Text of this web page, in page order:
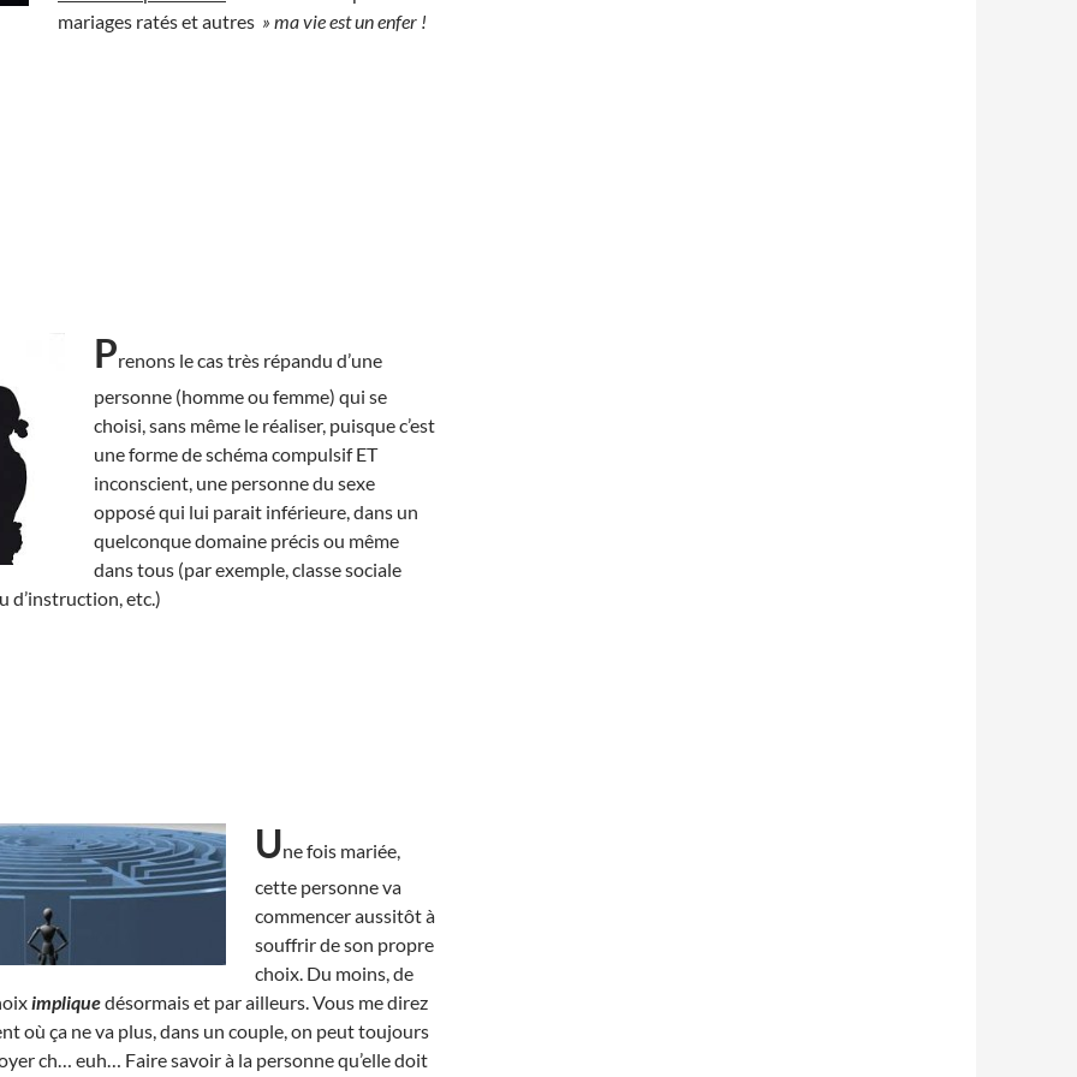
mariages ratés et autres » ma vie est un enfer !
Prenons le cas très répandu d’une
personne (homme ou femme) qui se
choisi, sans même le réaliser, puisque c’est
une forme de schéma compulsif ET
inconscient, une personne du sexe
opposé qui lui parait inférieure, dans un
quelconque domaine précis ou même
dans tous (par exemple, classe sociale
d’instruction, etc.)
Une fois mariée,
cette personne va
commencer aussitôt à
souffrir de son propre
choix. Du moins, de
impliquedésormais et par ailleurs. Vous me direz
où ça ne va plus, dans un couple, on peut toujours
ch… euh… Faire savoir à la personne qu’elle doit